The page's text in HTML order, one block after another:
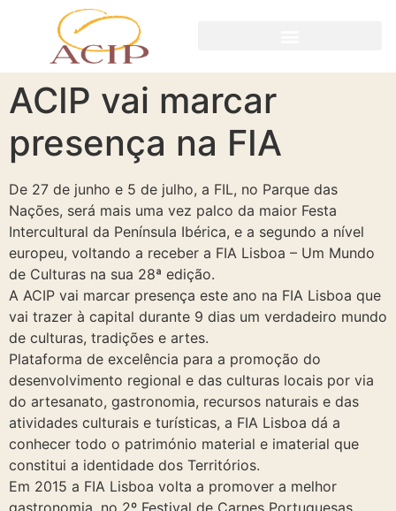
ACIP vai marcar
presença na FIA
De 27 de junho e 5 de julho, a FIL, no Parque das
Nações, será mais uma vez palco da maior Festa
Intercultural da Península Ibérica, e a segundo a nível
europeu, voltando a receber a FIA Lisboa – Um Mundo
de Culturas na sua 28ª edição.
A ACIP vai marcar presença este ano na FIA Lisboa que
vai trazer à capital durante 9 dias um verdadeiro mundo
de culturas, tradições e artes.
Plataforma de excelência para a promoção do
desenvolvimento regional e das culturas locais por via
do artesanato, gastronomia, recursos naturais e das
atividades culturais e turísticas, a FIA Lisboa dá a
conhecer todo o património material e imaterial que
constitui a identidade dos Territórios.
Em 2015 a FIA Lisboa volta a promover a melhor
gastronomia, no 2º Festival de Carnes Portuguesas